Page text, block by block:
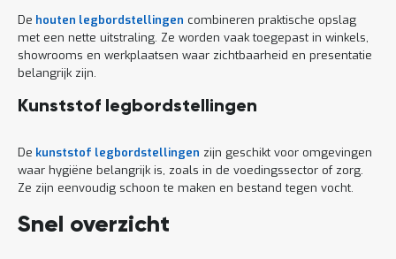
De houten legbordstellingen combineren praktische opslag
met een nette uitstraling. Ze worden vaak toegepast in winkels,
showrooms en werkplaatsen waar zichtbaarheid en presentatie
belangrijk zijn.
Kunststof legbordstellingen
De kunststof legbordstellingen zijn geschikt voor omgevingen
waar hygiëne belangrijk is, zoals in de voedingssector of zorg.
Ze zijn eenvoudig schoon te maken en bestand tegen vocht.
Snel overzicht